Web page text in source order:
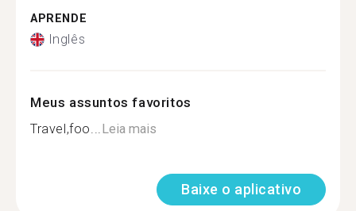
APRENDE
Inglês
Meus assuntos favoritos
Travel,foo...Leia mais
Baixe o aplicativo